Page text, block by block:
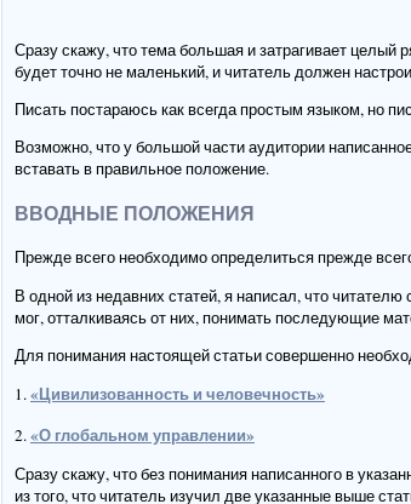
Сразу скажу, что тема большая и затрагивает
будет точно не маленький, и читатель должен
Писать постараюсь как всегда простым языком, но
Возможно, что у большой части аудитории
вставать в правильное положение.
ВВОДНЫЕ ПОЛОЖЕНИЯ
Прежде всего необходимо определиться прежде
В одной из недавних статей, я написал, что
мог, отталкиваясь от них, понимать последующие
Для понимания настоящей статьи совершенно
1.«Цивилизованность и человечность»
2.«О глобальном управлении»
Сразу скажу, что без понимания написанного в
из того, что читатель изучил две указанные выше